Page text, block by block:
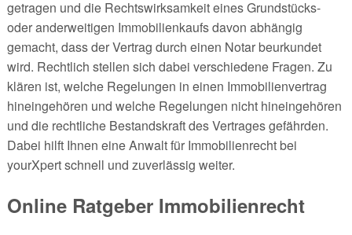
getragen und die Rechtswirksamkeit eines Grundstücks-
oder anderweitigen Immobilienkaufs davon abhängig
gemacht, dass der Vertrag durch einen Notar beurkundet
wird. Rechtlich stellen sich dabei verschiedene Fragen. Zu
klären ist, welche Regelungen in einen Immobilienvertrag
hineingehören und welche Regelungen nicht hineingehören
und die rechtliche Bestandskraft des Vertrages gefährden.
Dabei hilft Ihnen eine Anwalt für Immobilienrecht bei
yourXpert schnell und zuverlässig weiter.
Online Ratgeber Immobilienrecht